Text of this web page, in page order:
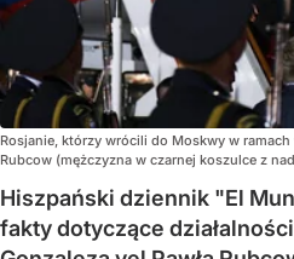
Rosjanie, którzy wrócili do Moskwy w
Rubcow (mężczyzna w czarnej koszulce z
Hiszpański dziennik "El
fakty dotyczące